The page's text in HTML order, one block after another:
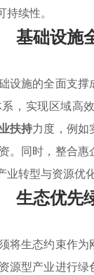
续性。
基础设施
设施的全面支
，实现区域高
扶持力度，例如
。同时，整合
业转型与资源优
生态优先
将生态约束作
源型产业进行